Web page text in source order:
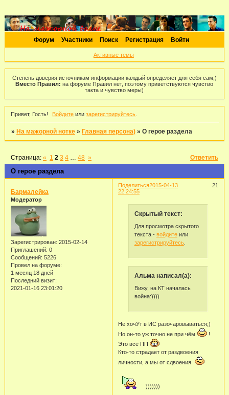
Форум Участники Поиск Регистрация Войти
Активные темы
Степень доверия источникам информации каждый определяет для себя сам;)
Вместо Правил: на форуме Правил нет, поэтому приветствуются чувство
такта и чувство меры)
Привет, Гость! Войдите илизарегистрируйтесь
» На мажорной нотке » Главная персона) »О герое раздела
О герое раздела
Страница:« 1 2 3 4 48 » Ответить
Поделиться 21
2015-04-13
22:24:55
Бармалейка
Модератор
Зарегистрирован: 2015-02-14
Приглашений: 0
Сообщений: 5226
Провел на форуме:
1 месяц 18 дней
Последний визит:
2021-01-16 23:01:20
Скрытый текст:
Для просмотра скрытого
текста - войдитеили
зарегистрируйтесь.
Альма написал(а):
Вижу, на КТ началась
война:))))
Не хочУт в ИС разочаровываться;)
Но он-то уж точно не при чём
!
Это всё ПП
Кто-то страдает от раздвоения
личности, а мы от сдвоения
)))))))